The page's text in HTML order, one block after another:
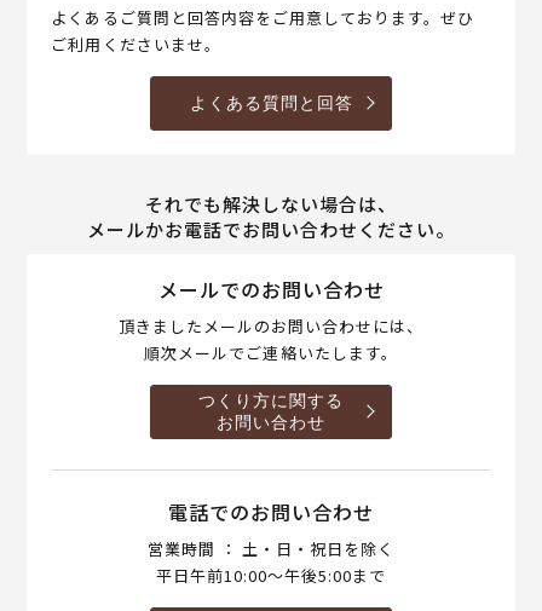
よくあるご質問と回答内容をご用意しております。ぜひ
ご利用くださいませ。
よくある質問と回答
それでも解決しない場合は、
メールかお電話でお問い合わせください。
メールでのお問い合わせ
頂きましたメールのお問い合わせには、
順次メールでご連絡いたします。
つくり方に関する
お問い合わせ
電話でのお問い合わせ
営業時間 ： 土・日・祝日を除く
平日午前10:00～午後5:00まで